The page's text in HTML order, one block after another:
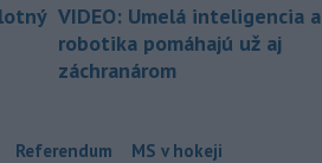
VIDEO: Umelá inteligencia a
robotika pomáhajú už aj
záchranárom
Referendum MS v hokeji